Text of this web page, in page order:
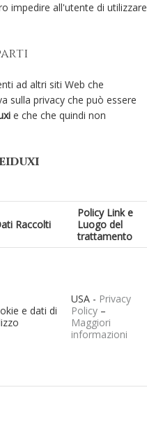
impedire all'utente di utilizzare
ad altri siti Web che
sulla privacy che può essere
e che che quindi non
Raccolti
Policy Link e
Luogo del
trattamento
e dati di
USA - Privacy
Policy –
Maggiori
informazioni